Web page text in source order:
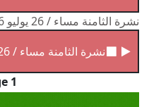
نشرة الثامنة مساء / 26 يوليو 2026
نشرة الثامنة مساء / 26 يوليو 2026
1